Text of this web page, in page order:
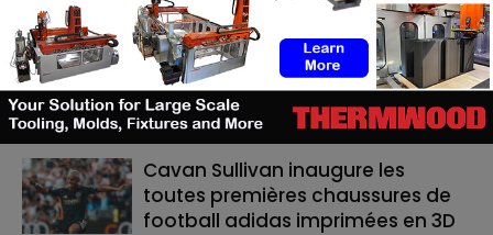
Le bon moment en FA : quand les
fabricants de machines doivent
lancer, et quand les utilisateurs
doivent investir
Cavan Sullivan inaugure les
toutes premières chaussures de
football adidas imprimées en 3D